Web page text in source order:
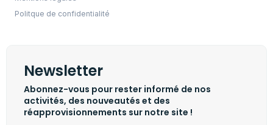
Politque de confidentialité
Newsletter
Abonnez-vous pour rester informé de nos
activités, des nouveautés et des
réapprovisionnements sur notre site !